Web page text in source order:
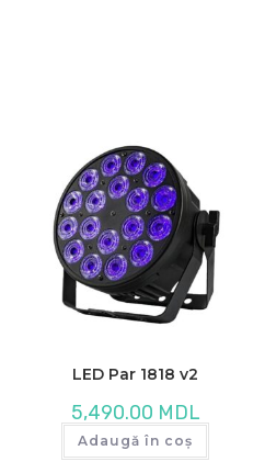
LED Par 1818 v2
5,490.00 MDL
Adaugă în coș